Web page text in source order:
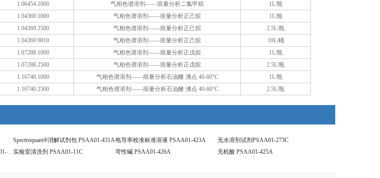
1.06454.1000 气相色谱溶剂——痕量分析二氯甲烷
1L/瓶
1.04369.1000 气相色谱溶剂——痕量分析正己烷
1L/瓶
1.04369.2500 气相色谱溶剂——痕量分析正己烷
2.5L/瓶
1.04369.9010 气相色谱溶剂——痕量分析正己烷
10L/桶
1.07288.1000 气相色谱溶剂——痕量分析正戊烷
1L/瓶
1.07288.2500 气相色谱溶剂——痕量分析正戊烷
2.5L/瓶
1.16740.1000 气相色谱溶剂——痕量分析石油醚 沸点 40-60°C
1L/瓶
1.16740.2500 气相色谱溶剂——痕量分析石油醚 沸点 40-60°C 2.5L/瓶
Spectroquant®消解试剂包 PSAA01-431A电导率校准标准溶液 PSAA01-423A
无水溶剂试剂PSAA01-273C
Reflectoquant®测试条及试剂 PSAA01-427A实验室清洗剂 PSAA01-11C 苛性碱 PSAA01-426A 无机酸 PSAA01-425A